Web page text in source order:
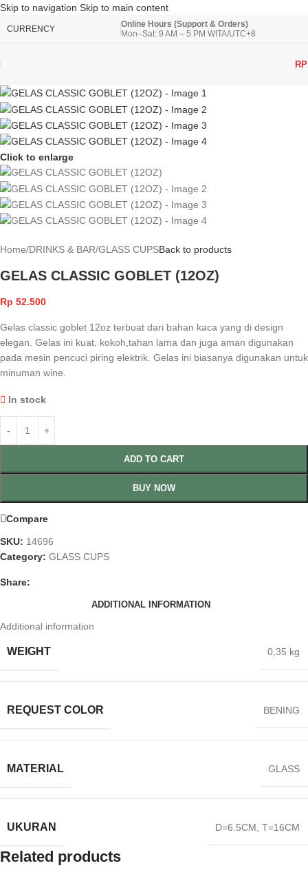
Skip to navigation Skip to main content
CURRENCY
Online Hours (Support & Orders)
Mon–Sat: 9 AM – 5 PM WITA/UTC+8
RP
Click to enlarge
Home/DRINKS & BAR/GLASS CUPSBack to products
GELAS CLASSIC GOBLET (12OZ)
Rp 52.500
Gelas classic goblet 12oz terbuat dari bahan kaca yang di design
elegan. Gelas ini kuat, kokoh,tahan lama dan juga aman digunakan
pada mesin pencuci piring elektrik. Gelas ini biasanya digunakan untuk
minuman wine.
In stock
ADD TO CART
BUY NOW
Compare
SKU: 14696
Category: GLASS CUPS
Share:
ADDITIONAL INFORMATION
Additional information
WEIGHT 0,35 kg
REQUEST COLOR BENING
MATERIAL GLASS
UKURAN D=6.5CM, T=16CM
Related products